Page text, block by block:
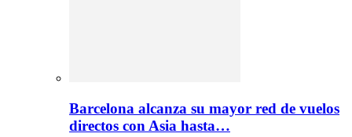
Barcelona alcanza su mayor red de vuelos
directos con Asia hasta…